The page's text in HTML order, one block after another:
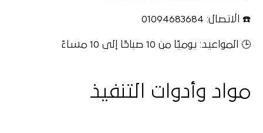
☎️ الاتصال: 01094683684
🕒 المواعيد: يوميًا من 10 صباحًا إلى 10 مساءً
مواد وأدوات التنفيذ